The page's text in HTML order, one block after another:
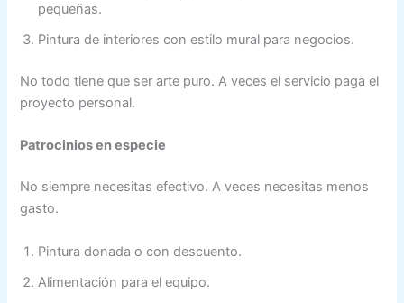
pequeñas.
Pintura de interiores con estilo mural para negocios.
No todo tiene que ser arte puro. A veces el servicio paga el
proyecto personal.
Patrocinios en especie
No siempre necesitas efectivo. A veces necesitas menos
gasto.
Pintura donada o con descuento.
Alimentación para el equipo.